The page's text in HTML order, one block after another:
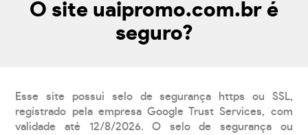
O site uaipromo.com.br é
seguro?
Esse site possui selo de segurança https ou SSL,
registrado pela empresa Google Trust Services, com
validade até 12/8/2026. O selo de segurança ou